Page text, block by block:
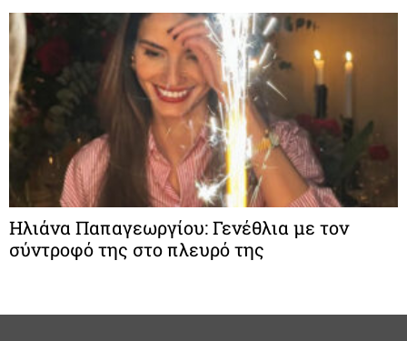
Ηλιάνα Παπαγεωργίου: Γενέθλια με τον
σύντροφό της στο πλευρό της